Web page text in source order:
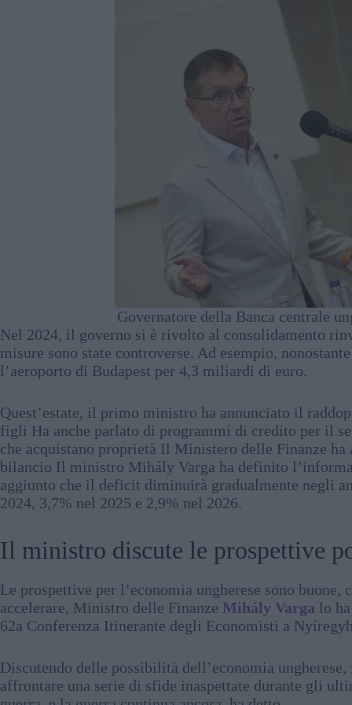
Governatore della Banca centrale
Nel 2024, il governo si è rivolto al consolidamento
misure sono state controverse. Ad esempio,
l’aeroporto di Budapest per 4,3 miliardi di euro.
Quest’estate, il primo ministro ha annunciato il
figli Ha anche parlato di programmi di credito per il
che acquistano proprietà Il Ministero delle Finanze
bilancio Il ministro Mihály Varga ha definito
aggiunto che il deficit diminuirà gradualmente negli
2024, 3,7% nel 2025 e 2,9% nel 2026.
Il ministro discute le prospettive
Le prospettive per l’economia ungherese sono
accelerare, Ministro delle Finanze Mihály Varga lo
62a Conferenza Itinerante degli Economisti a
Discutendo delle possibilità dell’economia
affrontare una serie di sfide inaspettate durante gli